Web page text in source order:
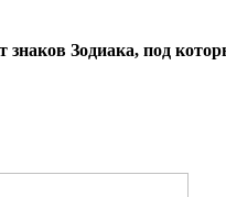
знаков Зодиака, под